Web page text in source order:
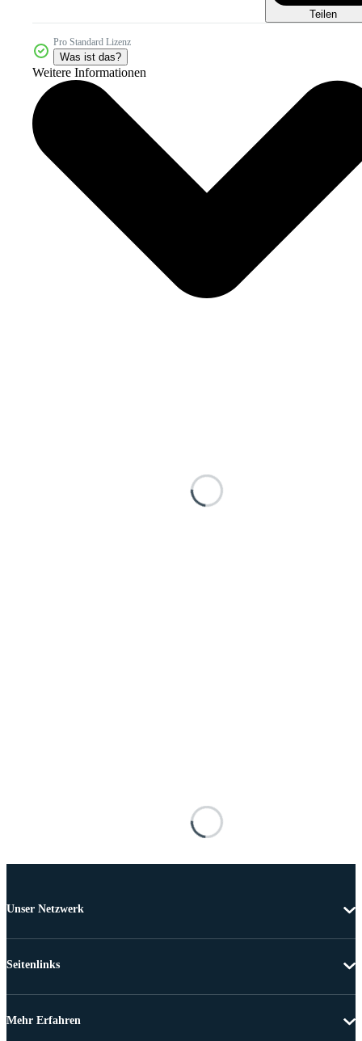
Teilen
Pro Standard Lizenz
Was ist das?
Weitere Informationen
Unser Netzwerk
Seitenlinks
Mehr Erfahren